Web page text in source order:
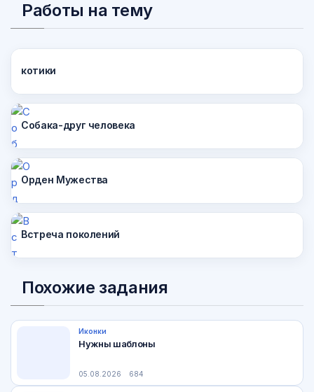
Работы на тему
котики
Собака-друг человека
Орден Мужества
Встреча поколений
Похожие задания
Иконки
Нужны шаблоны
05.08.2026 684